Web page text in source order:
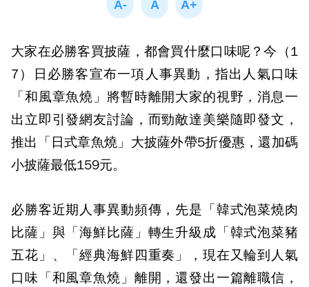
大家在必勝客買披薩，都會買什麼口味呢？今（1
7）日必勝客宣布一項人事異動，指出人氣口味
「和風章魚燒」將暫時離開大家的視野，消息一
出立即引發網友討論，而勁敵達美樂隨即發文，
推出「日式章魚燒」大披薩外帶5折優惠，還加碼
小披薩最低159元。
必勝客近期人事異動頻傳，先是「韓式泡菜燒肉
比薩」與「海鮮比薩」轉生升級成「韓式泡菜豬
五花」、「經典海鮮四重奏」，現在又輪到人氣
口味「和風章魚燒」離開，還發出一篇離職信，